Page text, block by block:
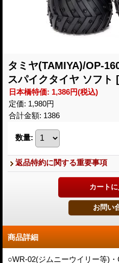
タミヤ(TAMIYA)/OP-
スパイクタイヤ ソフト
日本橋特価: 1,386円(税込)
定価: 1,980円
合計金額: 1386
数量:
返品特約に関する重要事項
商品詳細
○WR-02(ジムニーウイリー等)